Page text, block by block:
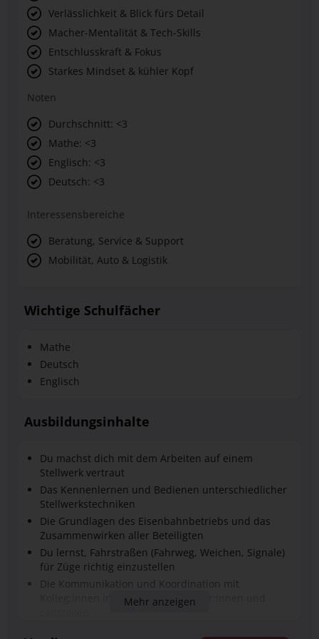
Verlässlichkeit & Blick fürs Detail
Macher-Mentalität & Tech-Skills
Entschlusskraft & Fokus
Starkes Mindset & kühler Kopf
Noten
Durchschnitt: <3
Mathe: <3
Englisch: <3
Deutsch: <3
Interessensbereiche
Beratung, Service & Support
Mobilität, Auto & Logistik
Wichtige Schulfächer
Mathe
Deutsch
Englisch
Ausbildungsinhalte
Du machst dich mit dem Arbeiten auf einem
Stellwerk vertraut
Das Kennenlernen und Bedienen unterschiedlicher
Stellwerkstechniken
Die Grundlagen des Eisenbahnbetriebs und das
Zusammenwirken aller Beteiligten
Du lernst, Fahrstraßen (Fahrweg, Weichen, Signale)
für Züge richtig einzustellen
Die Kommunikation und Koordination mit
Kolleg:innen im Stellwerk, Lokführer:innen und
Mehr anzeigen